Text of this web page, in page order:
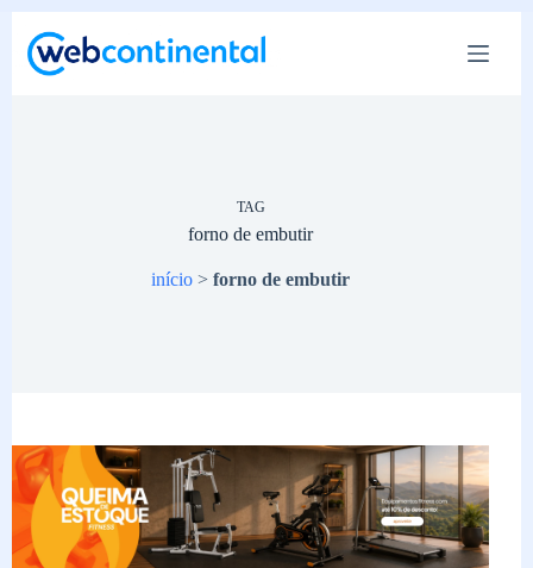
para
TAG
forno de embutir
início >forno de embutir